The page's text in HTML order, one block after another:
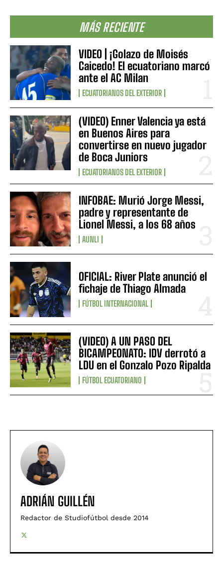
MÁS RECIENTE
VIDEO | ¡Golazo de Moisés
Caicedo! El ecuatoriano marcó
ante el AC Milan
ECUATORIANOS DEL EXTERIOR
(VIDEO) Enner Valencia ya está
en Buenos Aires para
convertirse en nuevo jugador
de Boca Juniors
ECUATORIANOS DEL EXTERIOR
INFOBAE: Murió Jorge Messi,
padre y representante de
Lionel Messi, a los 68 años
AUNLI
OFICIAL: River Plate anunció el
fichaje de Thiago Almada
FÚTBOL INTERNACIONAL
(VIDEO) A UN PASO DEL
BICAMPEONATO: IDV derrotó a
LDU en el Gonzalo Pozo Ripalda
FÚTBOL ECUATORIANO
ADRIÁN GUILLÉN
Redactor de Studiofútbol desde 2014